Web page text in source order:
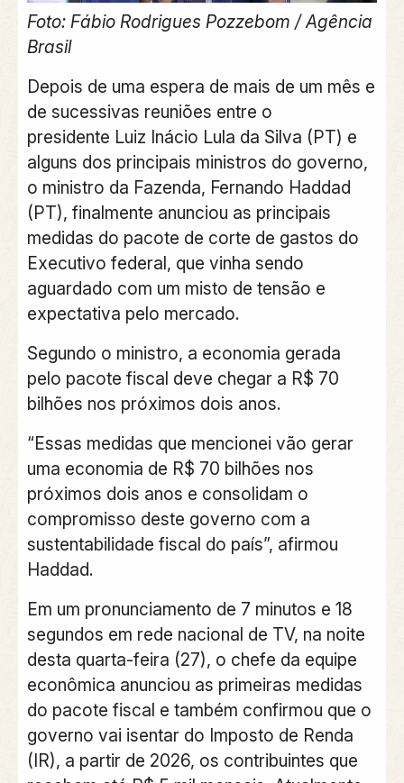
Foto: Fábio Rodrigues Pozzebom / Agência
Brasil
Depois de uma espera de mais de um mês e
de sucessivas reuniões entre o
presidente Luiz Inácio Lula da Silva (PT) e
alguns dos principais ministros do governo,
o ministro da Fazenda, Fernando Haddad
(PT), finalmente anunciou as principais
medidas do pacote de corte de gastos do
Executivo federal, que vinha sendo
aguardado com um misto de tensão e
expectativa pelo mercado.
Segundo o ministro, a economia gerada
pelo pacote fiscal deve chegar a R$ 70
bilhões nos próximos dois anos.
“Essas medidas que mencionei vão gerar
uma economia de R$ 70 bilhões nos
próximos dois anos e consolidam o
compromisso deste governo com a
sustentabilidade fiscal do país”, afirmou
Haddad.
Em um pronunciamento de 7 minutos e 18
segundos em rede nacional de TV, na noite
desta quarta-feira (27), o chefe da equipe
econômica anunciou as primeiras medidas
do pacote fiscal e também confirmou que o
governo vai isentar do Imposto de Renda
(IR), a partir de 2026, os contribuintes que